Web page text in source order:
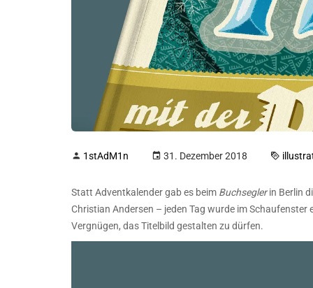
1stAdM1n 31. Dezember 2018
Statt Adventkalender gab es beim Buchseglerin Berlin
Christian Andersen – jeden Tag wurde im
Vergnügen, das Titelbild gestalten zu dürfen.